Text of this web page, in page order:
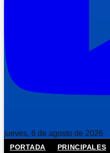
jueves, 6 de agosto de 2026
PORTADA PRINCIPALES